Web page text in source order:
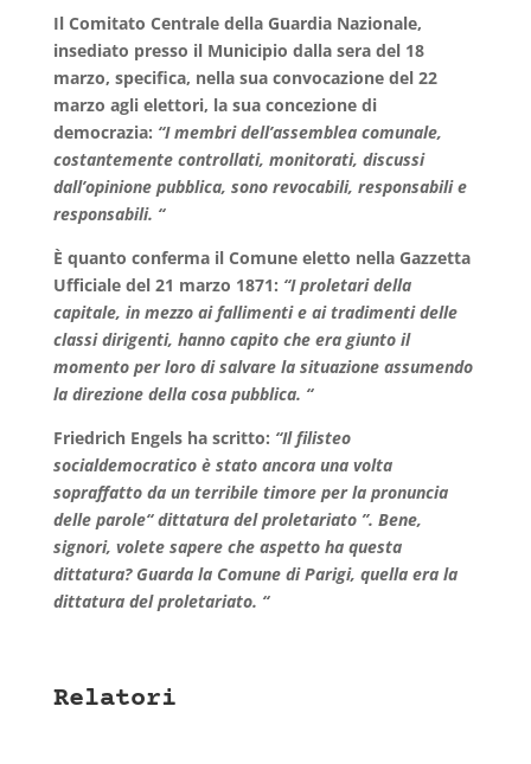
Il Comitato Centrale della Guardia Nazionale,
insediato presso il Municipio dalla sera del 18
marzo, specifica, nella sua convocazione del 22
marzo agli elettori, la sua concezione di
democrazia: “I membri dell’assemblea comunale,
costantemente controllati, monitorati, discussi
dall’opinione pubblica, sono revocabili, responsabili e
responsabili. “
È quanto conferma il Comune eletto nella Gazzetta
Ufficiale del 21 marzo 1871: “I proletari della
capitale, in mezzo ai fallimenti e ai tradimenti delle
classi dirigenti, hanno capito che era giunto il
momento per loro di salvare la situazione assumendo
la direzione della cosa pubblica. “
Friedrich Engels ha scritto: “Il filisteo
socialdemocratico è stato ancora una volta
sopraffatto da un terribile timore per la pronuncia
delle parole“ dittatura del proletariato ”. Bene,
signori, volete sapere che aspetto ha questa
dittatura? Guarda la Comune di Parigi, quella era la
dittatura del proletariato. “
Relatori